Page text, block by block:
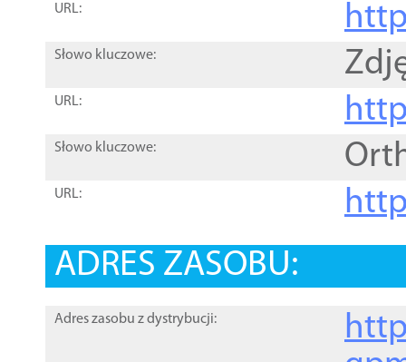
URL:
Słowo kluczowe:
URL:
Słowo kluczowe:
URL:
ADRES ZASOBU:
Adres zasobu z dystrybucji: